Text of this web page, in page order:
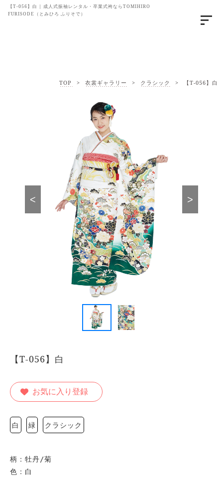
【T-056】白 | 成人式振袖レンタル・卒業式袴ならTOMIHIRO
FURISODE（とみひろ ふりそで）
TOP > 衣裳ギャラリー > クラシック > 【T-056】白
< >
【T-056】白
お気に入り登録
白 緑 クラシック
柄：牡丹/菊
色：白